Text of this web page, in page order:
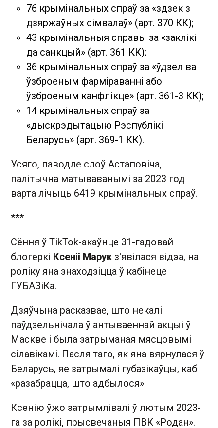
76 крымінальных спраў за «здзек з
дзяржаўных сімвалаў» (арт. 370 КК);
43 крымінальныя справы за «заклікі
да санкцый» (арт. 361 КК);
36 крымінальных спраў за «ўдзел ва
ўзброеным фарміраванні або
ўзброеным канфлікце» (арт. 361-3 КК);
14 крымінальных спраў за
«дыскрэдытацыю Рэспублікі
Беларусь» (арт. 369-1 КК).
Усяго, паводле слоў Астаповіча,
палітычна матываванымі за 2023 год
варта лічыць 6419 крымінальных спраў.
***
Сёння ў TikTok-акаўнце 31-гадовай
блогеркі Ксеніі Марук з'явілася відэа, на
роліку яна знаходзіцца ў кабінеце
ГУБАЗіКа.
Дзяўчына расказвае, што некалі
паўдзельнічала ў антываеннай акцыі ў
Маскве і была затрыманая мясцовымі
сілавікамі. Пасля таго, як яна вярнулася ў
Беларусь, яе затрымалі губазікаўцы, каб
«разабрацца, што адбылося».
Ксенію ўжо затрымлівалі ў лютым 2023-
га за ролікі, прысвечаныя ПВК «Родан».